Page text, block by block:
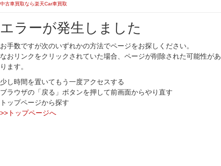
中古車買取なら楽天Car車買取
エラーが発生しました
お手数ですが次のいずれかの方法でページをお探しください。
なおリンクをクリックされていた場合、ページが削除された可能性があ
ります。
少し時間を置いてもう一度アクセスする
ブラウザの「戻る」ボタンを押して前画面からやり直す
トップページから探す
>>トップページへ